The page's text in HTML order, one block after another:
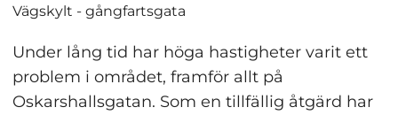
Vägskylt - gångfartsgata
Under lång tid har höga hastigheter varit ett
problem i området, framför allt på
Oskarshallsgatan. Som en tillfällig åtgärd har